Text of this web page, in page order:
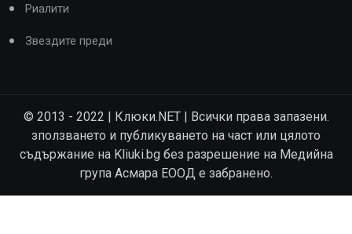
Риалити
Звездите преди
© 2013 - 2022 | Клюки.NET | Всички права запазени.
зползването и публикуването на част или цялото
съдържание на Kliuki.bg без разрешение на Медийна
група Асмара ЕООД е забранено.